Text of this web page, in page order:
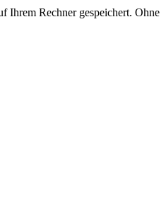
Ihrem Rechner gespeichert. Ohne